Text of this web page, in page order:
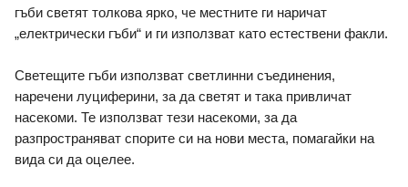
гъби светят толкова ярко, че местните ги наричат
„електрически гъби“ и ги използват като естествени факли.
Светещите гъби използват светлинни съединения,
наречени луциферини, за да светят и така привличат
насекоми. Те използват тези насекоми, за да
разпространяват спорите си на нови места, помагайки на
вида си да оцелее.